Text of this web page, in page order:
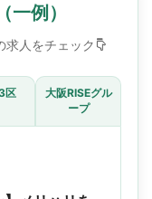
例）
求人をチェック
区
大阪RISEグル
ープ